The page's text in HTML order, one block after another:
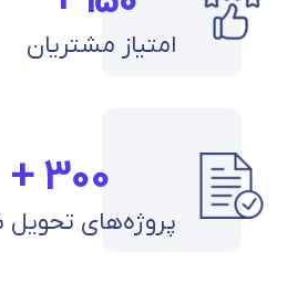
امتیاز مشتریان
300
+
پروژه‌های